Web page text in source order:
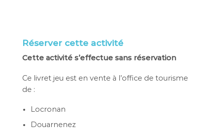
Réserver cette activité
Cette activité s’effectue sans réservation
Ce livret jeu est en vente à l’office de tourisme
de :
Locronan
Douarnenez